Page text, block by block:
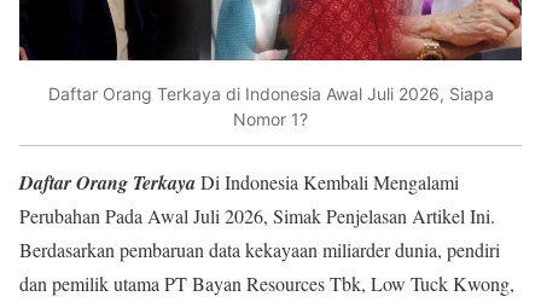
Daftar Orang Terkaya di Indonesia Awal Juli 2026, Siapa
Nomor 1?
Daftar Orang TerkayaDi Indonesia Kembali Mengalami
Perubahan Pada Awal Juli 2026, Simak Penjelasan Artikel Ini.
Berdasarkan pembaruan data kekayaan miliarder dunia, pendiri
dan pemilik utama PT Bayan Resources Tbk, Low Tuck Kwong,